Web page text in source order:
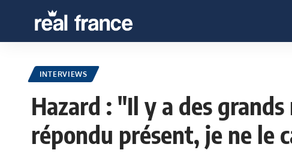
INTERVIEWS
Hazard : "Il y a des
répondu présent, je ne le